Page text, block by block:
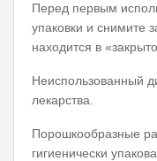
Перед первым
упаковки и снимите
находится в
Неиспользованный
лекарства.
Порошкообразные
гигиенически